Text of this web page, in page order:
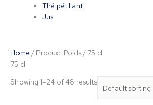
Thé pétillant
Jus
Home / Product Poids / 75 cl
75 cl
Showing 1–24 of 48 results